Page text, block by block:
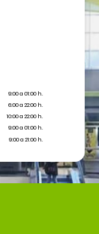
9:00 a 01:00 h.
6:00 a 22:00 h.
10:00 a 22:00 h.
9:00 a 01:00 h.
9:00 a 21:00 h.